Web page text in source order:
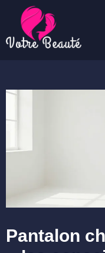
content
Pantalon